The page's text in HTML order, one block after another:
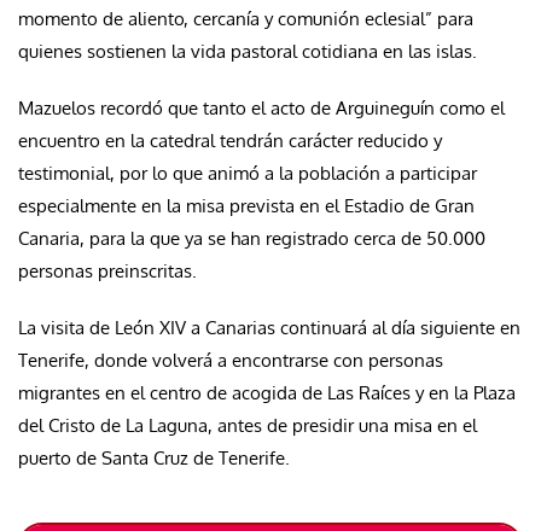
momento de aliento, cercanía y comunión eclesial” para
quienes sostienen la vida pastoral cotidiana en las islas.
Mazuelos recordó que tanto el acto de Arguineguín como el
encuentro en la catedral tendrán carácter reducido y
testimonial, por lo que animó a la población a participar
especialmente en la misa prevista en el Estadio de Gran
Canaria, para la que ya se han registrado cerca de 50.000
personas preinscritas.
La visita de León XIV a Canarias continuará al día siguiente en
Tenerife, donde volverá a encontrarse con personas
migrantes en el centro de acogida de Las Raíces y en la Plaza
del Cristo de La Laguna, antes de presidir una misa en el
puerto de Santa Cruz de Tenerife.